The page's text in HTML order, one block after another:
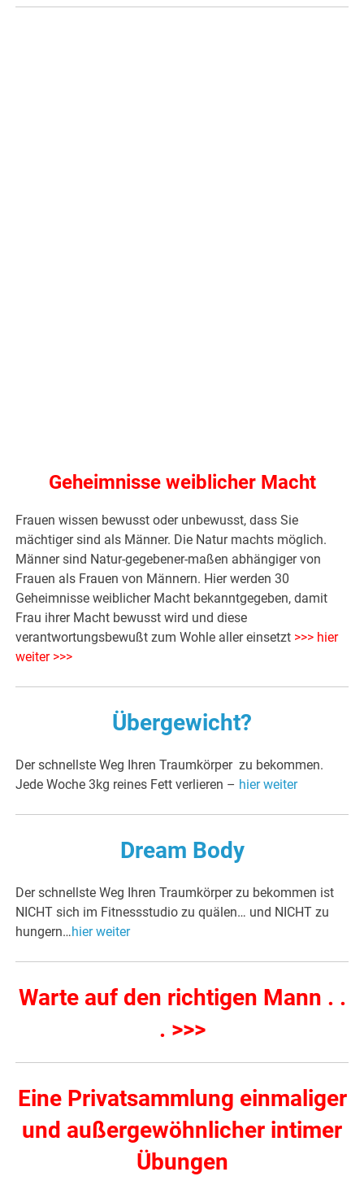
Geheimnisse weiblicher Macht
Frauen wissen bewusst oder unbewusst, dass Sie
mächtiger sind als Männer. Die Natur machts möglich.
Männer sind Natur-gegebener-maßen abhängiger von
Frauen als Frauen von Männern. Hier werden 30
Geheimnisse weiblicher Macht bekanntgegeben, damit
Frau ihrer Macht bewusst wird und diese
verantwortungsbewußt zum Wohle aller einsetzt >>> hier
weiter >>>
Übergewicht?
Der schnellste Weg Ihren Traumkörper zu bekommen.
Jede Woche 3kg reines Fett verlieren – hier weiter
Dream Body
Der schnellste Weg Ihren Traumkörper zu bekommen ist
NICHT sich im Fitnessstudio zu quälen… und NICHT zu
hungern…hier weiter
Warte auf den richtigen Mann . .
. >>>
Eine Privatsammlung einmaliger
und außergewöhnlicher intimer
Übungen